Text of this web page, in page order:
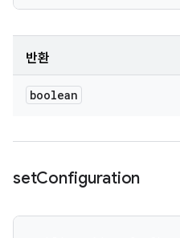
반환
boolean
setConfiguration